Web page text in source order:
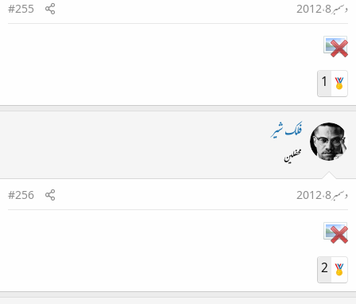
دسمبر 8، 2012
#255
1
فلک شیر
محفلین
دسمبر 8، 2012
#256
2